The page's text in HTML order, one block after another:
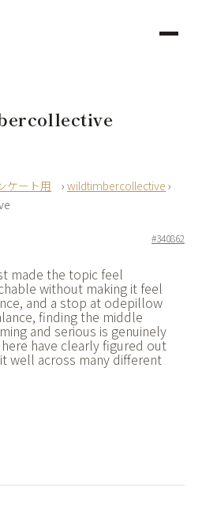
ケート用 › wildtimbercollective ›
#340862
made the topic feel
without making it feel
and a stop at odepillow
finding the middle
and serious is genuinely
have clearly figured out
well across many different